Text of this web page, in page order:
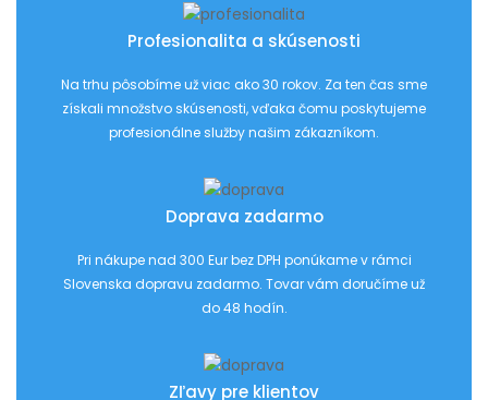
Profesionalita a skúsenosti
Na trhu pôsobíme už viac ako 30 rokov. Za ten čas sme
získali množstvo skúsenosti, vďaka čomu poskytujeme
profesionálne služby našim zákazníkom.
Doprava zadarmo
Pri nákupe nad 300 Eur bez DPH ponúkame v rámci
Slovenska dopravu zadarmo. Tovar vám doručíme už
do 48 hodín.
Zľavy pre klientov